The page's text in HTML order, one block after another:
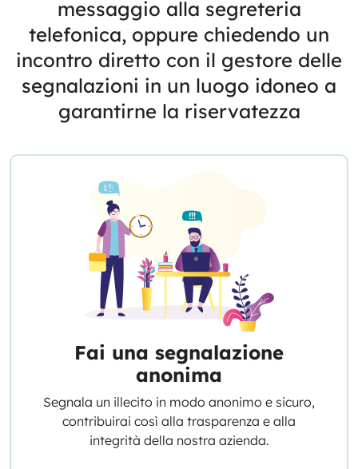
messaggio alla segreteria
telefonica, oppure chiedendo un
incontro diretto con il gestore delle
segnalazioni in un luogo idoneo a
garantirne la riservatezza
Fai una segnalazione
anonima
Segnala un illecito in modo anonimo e sicuro,
contribuirai così alla trasparenza e alla
integrità della nostra azienda.